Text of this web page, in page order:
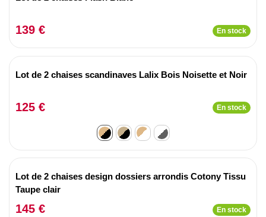
139 € En stock
Lot de 2 chaises scandinaves Lalix Bois Noisette et Noir
125 € En stock
Lot de 2 chaises design dossiers arrondis Cotony Tissu
Taupe clair
145 € En stock